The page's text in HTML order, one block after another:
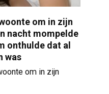
om in zijn
nacht mompelde
onthulde dat al
was
om in zijn